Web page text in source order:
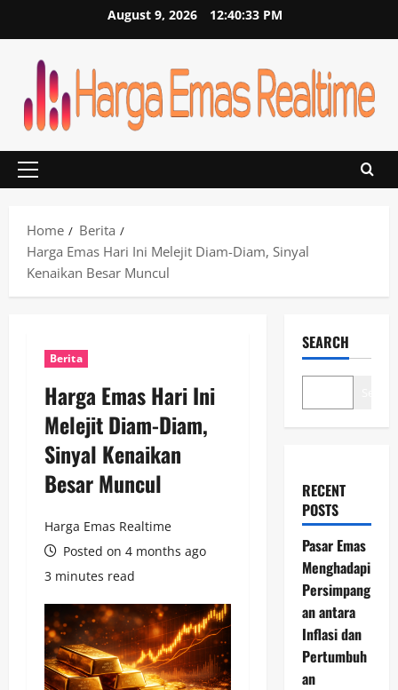
August 9, 2026 12:40:33 PM
Primary
Home
Berita
Harga Emas Hari Ini Melejit Diam-Diam, Sinyal
Kenaikan Besar Muncul
Berita
Harga Emas Hari Ini
Melejit Diam-Diam,
Sinyal Kenaikan
Besar Muncul
Harga Emas Realtime
Posted on 4 months ago
3 minutes read
SEARCH
RECENT
POSTS
Pasar Emas
Menghadapi
Persimpang
an antara
Inflasi dan
Pertumbuh
an